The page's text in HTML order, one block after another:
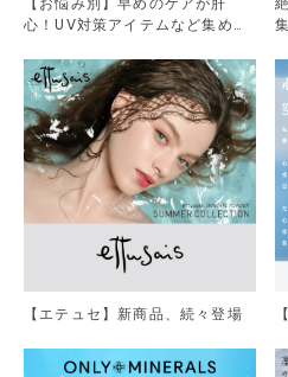
心！UV対策アイテムなど集めま
【エテュセ】新商品、続々登場